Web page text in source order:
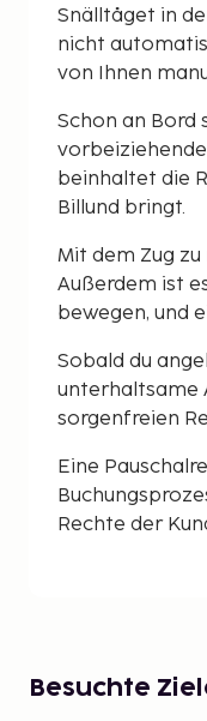
Snälltåget in
nicht
von Ihnen
Schon an Bord
beinhaltet die
Billund bringt.
Mit dem Zug
Außerdem ist
bewegen, und
Sobald du
unterhaltsame
sorgenfreien
Eine
Rechte der
Besuchte